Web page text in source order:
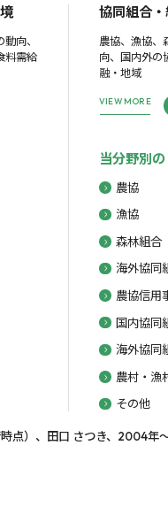
向、
料需給
協同組合
農協、漁協、
向、国内外の
融・地域
VIEW MORE
当分野別
農協
漁協
森林組合
海外協同
農協信用
国内協同
海外協同
農村・漁
その他
点）、田口 さつき、2004年